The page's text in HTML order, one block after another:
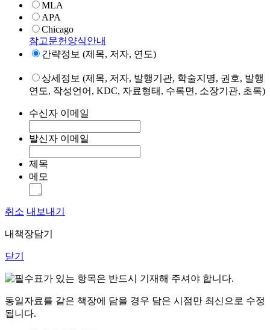
MLA
APA
Chicago
참고문헌양식안내
간략정보 (제목, 저자, 연도)
상세정보 (제목, 저자, 발행기관, 학술지명, 권호, 발행
연도, 작성언어, KDC, 자료형태, 수록면, 소장기관, 초록)
수신자 이메일
발신자 이메일
제목
메모
취소 내보내기
내책장담기
닫기
표가 있는 항목은 반드시 기재해 주셔야 합니다.
동일자료를 같은 책장에 담을 경우 담은 시점만 최신으로 수정
됩니다.